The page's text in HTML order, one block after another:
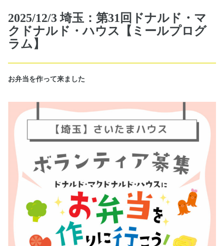
2025/12/3 埼玉：第31回ドナルド・マ
クドナルド・ハウス【ミールプログ
ラム】
お弁当を作って来ました